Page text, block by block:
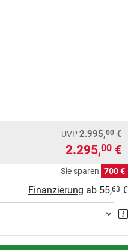
UVP2.995,00 €
2.295,00 €
Sie sparen 700 €
Finanzierung ab 55,63 €